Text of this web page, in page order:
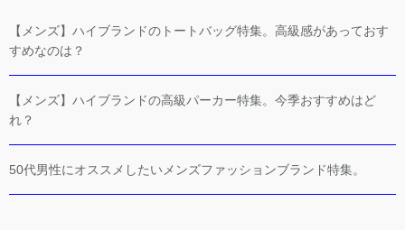
【メンズ】ハイブランドのトートバッグ特集。高級感があっておす
すめなのは？
【メンズ】ハイブランドの高級パーカー特集。今季おすすめはど
れ？
50代男性にオススメしたいメンズファッションブランド特集。